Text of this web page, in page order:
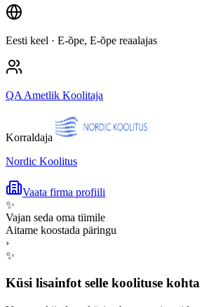
Eesti keel · E-õpe, E-õpe reaalajas
QA Ametlik Koolitaja
Korraldaja
Nordic Koolitus
Vaata firma profiili
✨
Vajan seda oma tiimile
Aitame koostada päringu
›
✨
Küsi lisainfot selle koolituse kohta